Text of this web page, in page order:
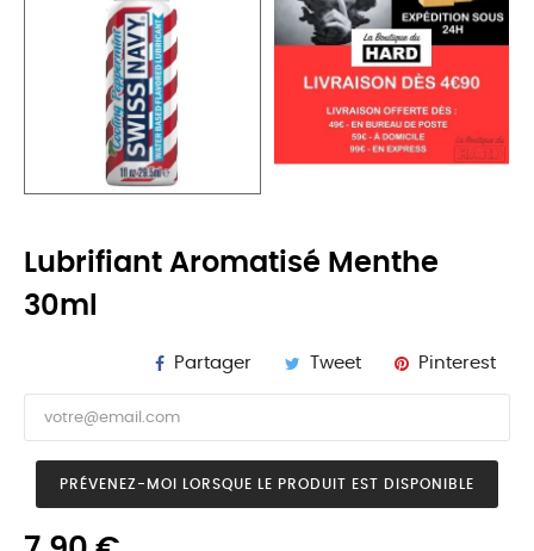
Lubrifiant Aromatisé Menthe
30ml
Partager Tweet Pinterest
PRÉVENEZ-MOI LORSQUE LE PRODUIT EST DISPONIBLE